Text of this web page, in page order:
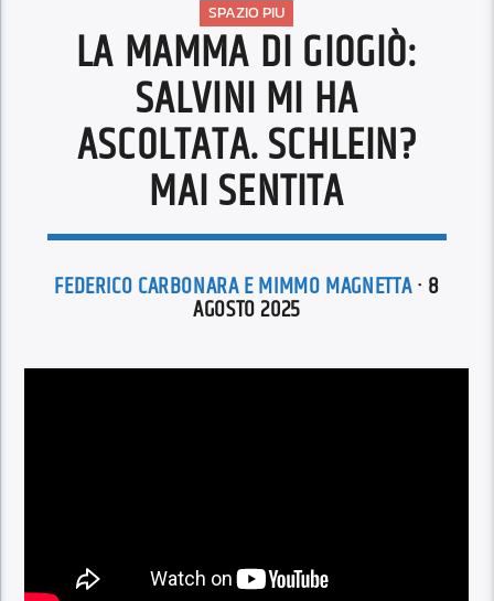
SPAZIO PIU
LA MAMMA DI GIOGIÒ:
SALVINI MI HA
ASCOLTATA. SCHLEIN?
MAI SENTITA
FEDERICO CARBONARA E MIMMO MAGNETTA· 8
AGOSTO 2025